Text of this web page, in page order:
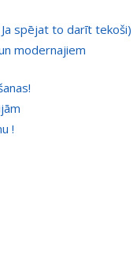
spējat to darīt tekoši)
modernajiem
!